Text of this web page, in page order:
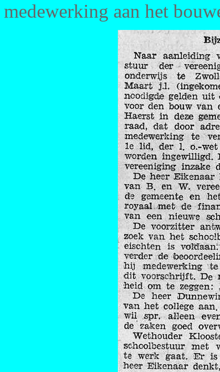
medewerking aan het